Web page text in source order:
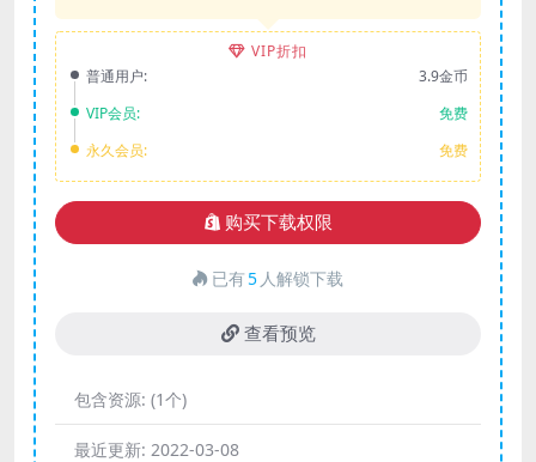
VIP折扣
普通用户:
3.9金币
VIP会员:
免费
永久会员:
免费
购买下载权限
已有5 人解锁下载
查看预览
包含资源: (1个)
最近更新: 2022-03-08